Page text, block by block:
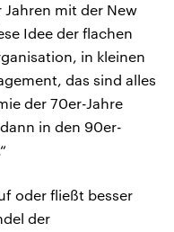
Jahren mit der New
Idee der flachen
in kleinen
das sind alles
der 70er-Jahre
in den 90er-
oder fließt besser
der